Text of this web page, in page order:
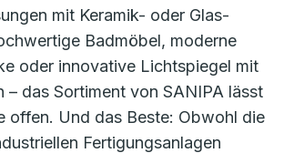
mit Keramik- oder Glas-
Badmöbel, moderne
oder innovative Lichtspiegel mit
– das Sortiment von SANIPA lässt
offen. Und das Beste: Obwohl die
Fertigungsanlagen